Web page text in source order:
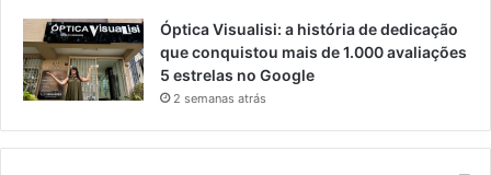
Óptica Visualisi: a história de dedicação
que conquistou mais de 1.000 avaliações
5 estrelas no Google
2 semanas atrás